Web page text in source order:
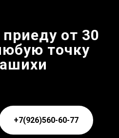
от 30
точку
+7(926)560-60-77